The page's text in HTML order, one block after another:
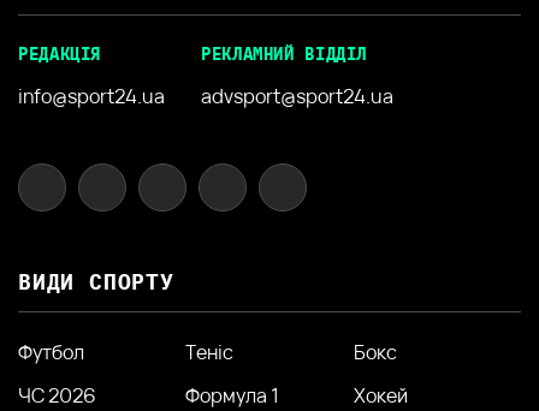
РЕДАКЦІЯ
info@sport24.ua
РЕКЛАМНИЙ ВІДДІЛ
advsport@sport24.ua
ВИДИ СПОРТУ
Футбол Теніс
Бокс
ЧС 2026
Формула 1
Хокей